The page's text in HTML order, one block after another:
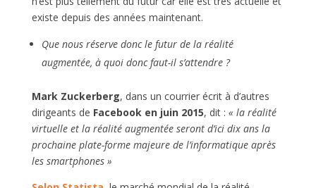
existe depuis des années maintenant.
Que nous réserve donc le futur de la réalité
augmentée, à quoi donc faut-il s’attendre ?
Mark Zuckerberg, dans un courrier écrit à d’autres
dirigeants de Facebook en juin 2015, dit : « la réalité
virtuelle et la réalité augmentée seront d’ici dix ans la
prochaine plate-forme majeure de l’informatique après
les smartphones »